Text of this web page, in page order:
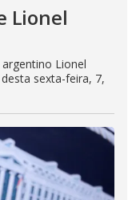
Lionel
Lionel
sexta-feira, 7,